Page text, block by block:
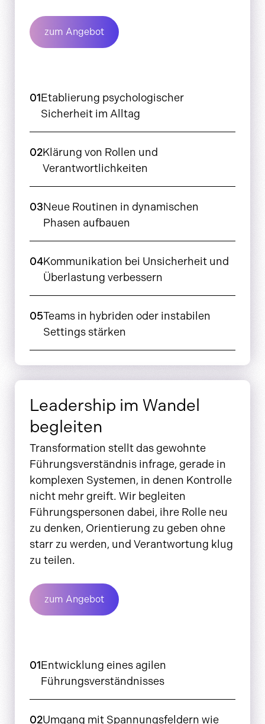
zum Angebot
01Etablierung psychologischer
Sicherheit im Alltag
02Klärung von Rollen und
Verantwortlichkeiten
03Neue Routinen in dynamischen
Phasen aufbauen
04Kommunikation bei Unsicherheit und
Überlastung verbessern
05Teams in hybriden oder instabilen
Settings stärken
Leadership im Wandel
begleiten
Transformation stellt das gewohnte
Führungsverständnis infrage, gerade in
komplexen Systemen, in denen Kontrolle
nicht mehr greift. Wir begleiten
Führungspersonen dabei, ihre Rolle neu
zu denken, Orientierung zu geben ohne
starr zu werden, und Verantwortung klug
zu teilen.
zum Angebot
01Entwicklung eines agilen
Führungsverständnisses
02Umgang mit Spannungsfeldern wie